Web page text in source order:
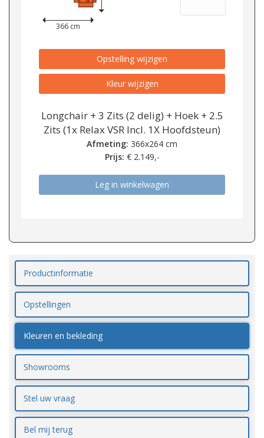
366 cm
Opstelling wijzigen
Kleur wijzigen
Longchair + 3 Zits (2 delig) + Hoek + 2.5
Zits (1x Relax VSR Incl. 1X Hoofdsteun)
Afmeting: 366x264 cm
Prijs: € 2.149,-
Leg in winkelwagen
Productinformatie
Opstellingen
Kleuren en bekleding
Showrooms
Stel uw vraag
Bel mij terug